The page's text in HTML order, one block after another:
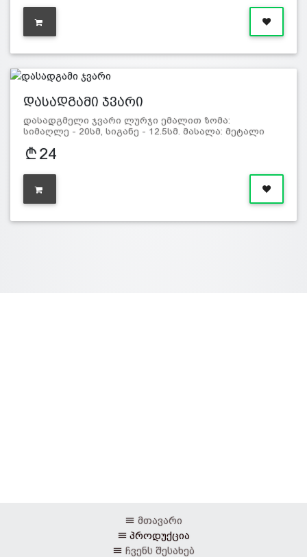
დასადგამი ჯვარი
დასადგმელი ჯვარი ლურჯი ემალით ზომა:
სიმაღლე - 20სმ, სიგანე - 12.5სმ. მასალა: მეტალი
24
მთავარი
პროდუქცია
ჩვენს შესახებ